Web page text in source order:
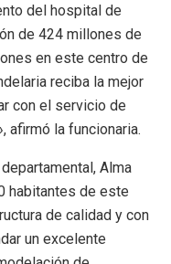
del hospital de
de 424 millones de
en este centro de
reciba la mejor
con el servicio de
afirmó la funcionaria.
Alma
habitantes de este
de calidad y con
un excelente